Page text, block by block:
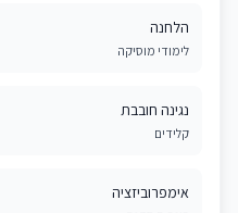
הלחנה
לימודי מוסיקה
נגינה חובבת
קלידים
אימפרוביזציה